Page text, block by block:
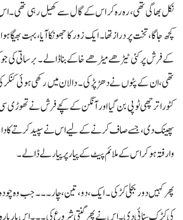
نکل بھاگی تھی، رہ رہ کر اس کے گال سے کھیل رہی تھی۔ اس
کچھ جاگا، تخت پر دراز تھا۔ ایک زور کا جھونکا آیا، بہت
کے فرش پر کئی ٹیڑھے میڑھے خاکے بنا ڈالے۔ برساتی کی جو
تھی، ان کے پٹوں نے دھڑپڑ کی۔ دالان میں رکھی ہوئی کنکر
کٹورا ترچھی ٹوپی بن گیا اور آنگن کے کچے فرش نے
پھینک دی، جسے صاف کرنے کے لیے اس نے سپید کرتے کا دامن
وارفتہ ہوکر اس کے ملائم پیٹ کے پیار پر پیار لے ڈالے۔
پھر کہیں دور بجلی کڑکی۔ ایک، دو، تین، چار۔۔۔ جب وہ